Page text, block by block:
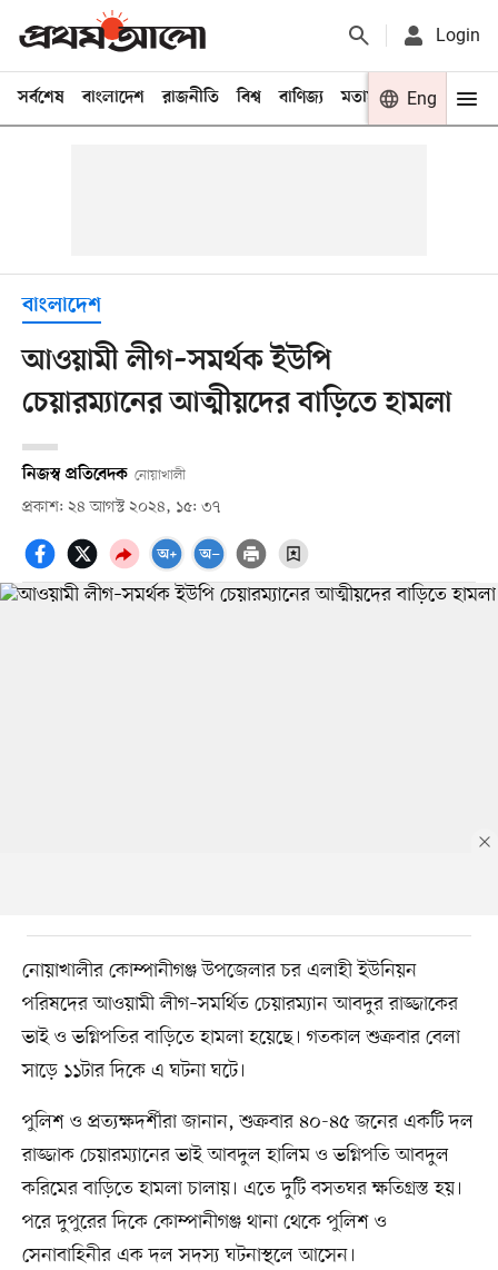
Login
সর্বশেষ বাংলাদেশ রাজনীতি বিশ্ব বাণিজ্য মতামত খেলা
Eng
বাংলাদেশ
আওয়ামী লীগ–সমর্থক ইউপি
চেয়ারম্যানের আত্মীয়দের বাড়িতে হামলা
নিজস্ব প্রতিবেদক নোয়াখালী
প্রকাশ: ২৪ আগস্ট ২০২৪, ১৫: ৩৭
নোয়াখালীর কোম্পানীগঞ্জ উপজেলার চর এলাহী ইউনিয়ন
পরিষদের আওয়ামী লীগ–সমর্থিত চেয়ারম্যান আবদুর রাজ্জাকের
ভাই ও ভগ্নিপতির বাড়িতে হামলা হয়েছে। গতকাল শুক্রবার বেলা
সাড়ে ১১টার দিকে এ ঘটনা ঘটে।
পুলিশ ও প্রত্যক্ষদর্শীরা জানান, শুক্রবার ৪০-৪৫ জনের একটি দল
রাজ্জাক চেয়ারম্যানের ভাই আবদুল হালিম ও ভগ্নিপতি আবদুল
করিমের বাড়িতে হামলা চালায়। এতে দুটি বসতঘর ক্ষতিগ্রস্ত হয়।
পরে দুপুরের দিকে কোম্পানীগঞ্জ থানা থেকে পুলিশ ও
সেনাবাহিনীর এক দল সদস্য ঘটনাস্থলে আসেন।